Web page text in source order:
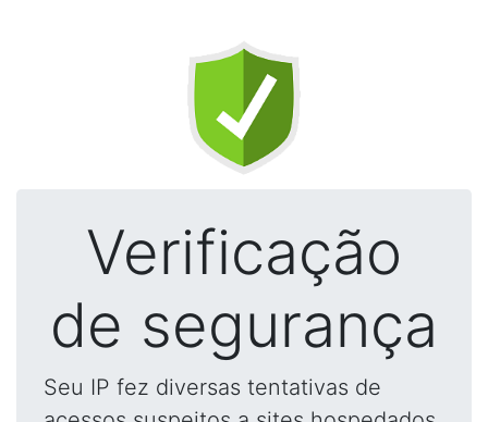
Verificação
de segurança
Seu IP fez diversas tentativas de